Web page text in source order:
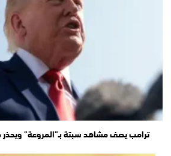
ترامب يصف مشاهد سبتة بـ”المروعة” ويحذر